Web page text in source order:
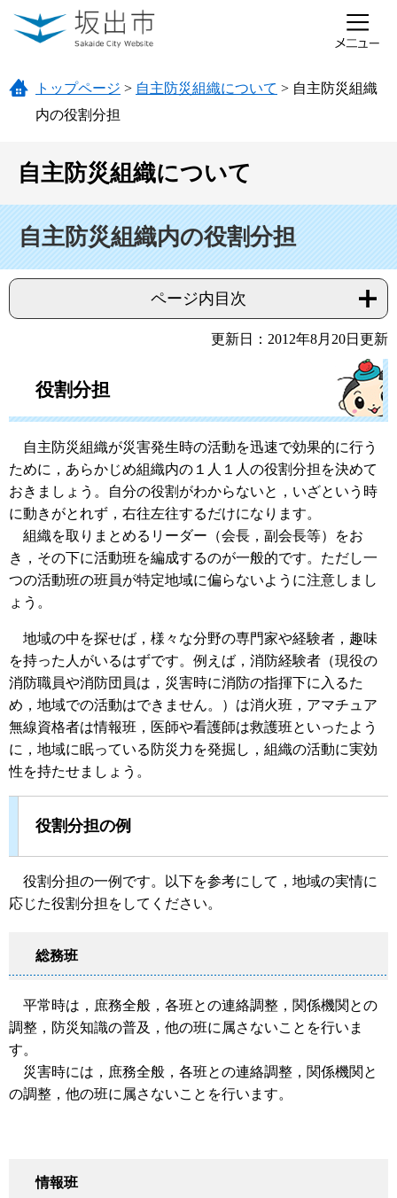
ページの先頭です。
メニューを飛ばして本文へ
トップページ > 自主防災組織について > 自主防災組織
内の役割分担
自主防災組織について
自主防災組織内の役割分担
ページ内目次
更新日：2012年8月20日更新
役割分担
自主防災組織が災害発生時の活動を迅速で効果的に行う
ために，あらかじめ組織内の１人１人の役割分担を決めて
おきましょう。自分の役割がわからないと，いざという時
に動きがとれず，右往左往するだけになります。
組織を取りまとめるリーダー（会長，副会長等）をお
き，その下に活動班を編成するのが一般的です。ただし一
つの活動班の班員が特定地域に偏らないように注意しまし
ょう。
地域の中を探せば，様々な分野の専門家や経験者，趣味
を持った人がいるはずです。例えば，消防経験者（現役の
消防職員や消防団員は，災害時に消防の指揮下に入るた
め，地域での活動はできません。）は消火班，アマチュア
無線資格者は情報班，医師や看護師は救護班といったよう
に，地域に眠っている防災力を発掘し，組織の活動に実効
性を持たせましょう。
役割分担の例
役割分担の一例です。以下を参考にして，地域の実情に
応じた役割分担をしてください。
総務班
平常時は，庶務全般，各班との連絡調整，関係機関との
調整，防災知識の普及，他の班に属さないことを行いま
す。
災害時には，庶務全般，各班との連絡調整，関係機関と
の調整，他の班に属さないことを行います。
情報班